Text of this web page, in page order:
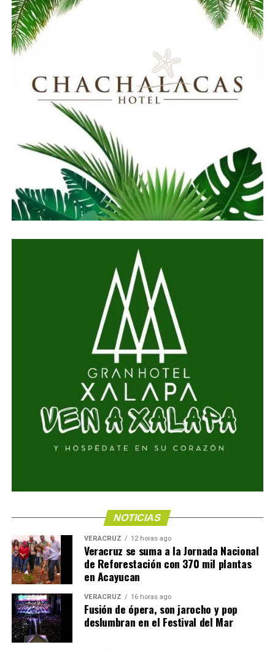
NOTICIAS
VERACRUZ 12 horas ago
Veracruz se suma a la Jornada Nacional
de Reforestación con 370 mil plantas
en Acayucan
VERACRUZ 16 horas ago
Fusión de ópera, son jarocho y pop
deslumbran en el Festival del Mar